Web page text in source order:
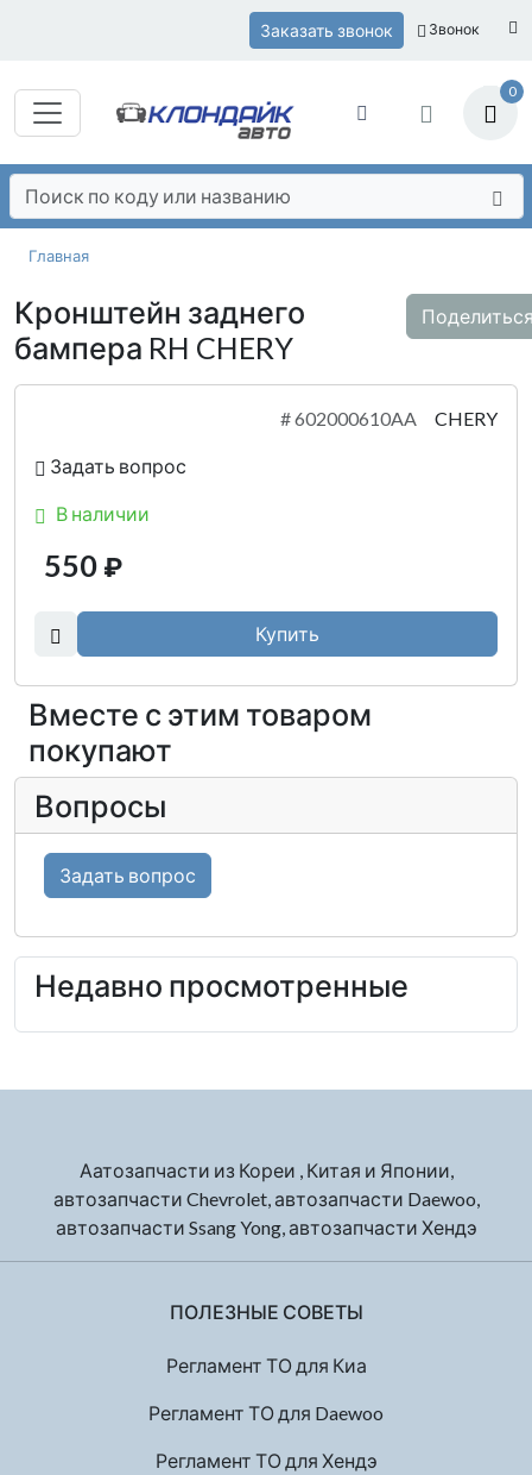
Заказать звонок Звонок
0
Главная
Кронштейн заднего
бампера RH CHERY
#602000610AA CHERY
Задать вопрос
В наличии
550 ₽
Купить
Вместе с этим товаром
покупают
Вопросы
Задать вопрос
Недавно просмотренные
Аатозапчасти из Кореи , Китая и Японии,
автозапчасти Chevrolet, автозапчасти Daewoo,
автозапчасти Ssang Yong, автозапчасти Хендэ
ПОЛЕЗНЫЕ СОВЕТЫ
Регламент ТО для Киа
Регламент ТО для Daewoo
Регламент ТО для Хендэ